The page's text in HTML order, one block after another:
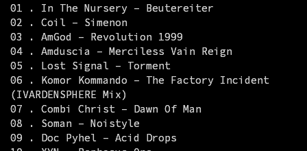
01 . In The Nursery – Beutereiter
02 . Coil – Simenon
03 . AmGod – Revolution 1999
04 . Amduscia – Merciless Vain Reign
05 . Lost Signal – Torment
06 . Komor Kommando – The Factory Incident
(IVARDENSPHERE Mix)
07 . Combi Christ – Dawn Of Man
08 . Soman – Noistyle
09 . Doc Pyhel – Acid Drops